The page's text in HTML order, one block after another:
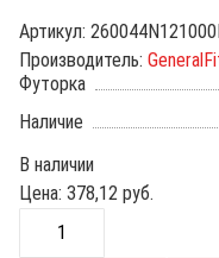
Артикул:
Производитель:
Футорка
Наличие
В наличии
Цена: 378,12 руб.